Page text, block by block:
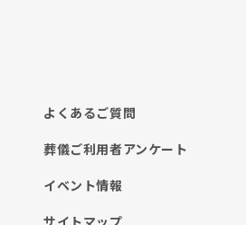
よくあるご質問
葬儀ご利用者アンケート
イベント情報